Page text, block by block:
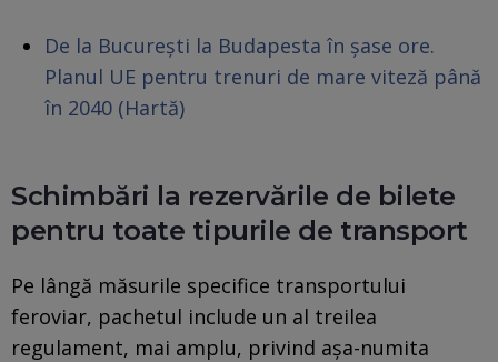
De la București la Budapesta în șase ore.
Planul UE pentru trenuri de mare viteză până
în 2040 (Hartă)
Schimbări la rezervările de bilete
pentru toate tipurile de transport
Pe lângă măsurile specifice transportului
feroviar, pachetul include un al treilea
regulament, mai amplu, privind așa-numita